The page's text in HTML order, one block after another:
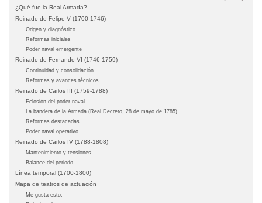
¿Qué fue la Real Armada?
Reinado de Felipe V (1700-1746)
Origen y diagnóstico
Reformas iniciales
Poder naval emergente
Reinado de Fernando VI (1746-1759)
Continuidad y consolidación
Reformas y avances técnicos
Reinado de Carlos III (1759-1788)
Eclosión del poder naval
La bandera de la Armada (Real Decreto, 28 de mayo de 1785)
Reformas destacadas
Poder naval operativo
Reinado de Carlos IV (1788-1808)
Mantenimiento y tensiones
Balance del periodo
Línea temporal (1700-1800)
Mapa de teatros de actuación
Me gusta esto: